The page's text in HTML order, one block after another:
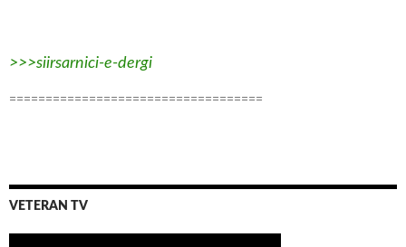
>>>siirsarnici-e-dergi
===================================
VETERAN TV